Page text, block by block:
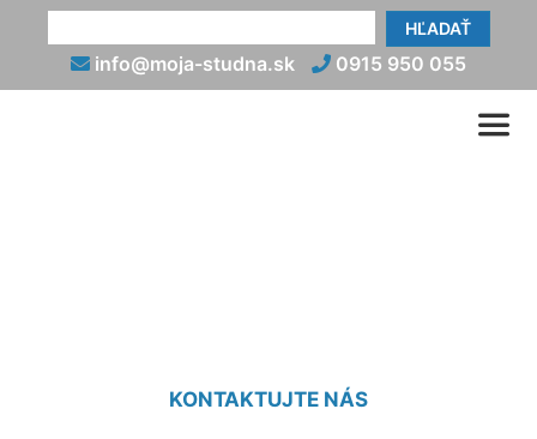
HĽADAŤ
info@moja-studna.sk 0915 950 055
KONTAKTUJTE NÁS